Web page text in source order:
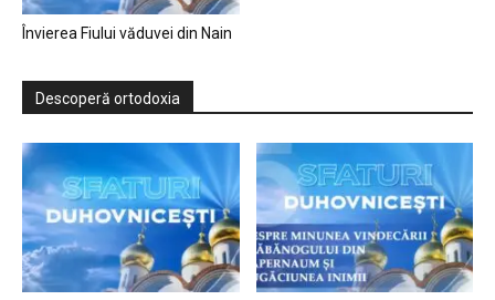
Învierea Fiului văduvei din Nain
Descoperă ortodoxia